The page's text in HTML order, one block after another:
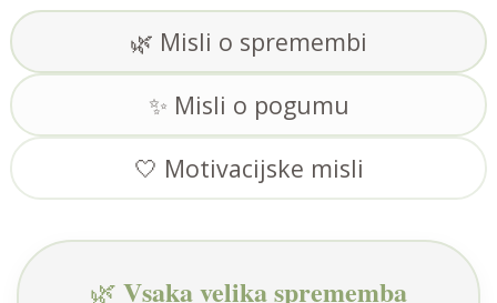
🌿 Misli o spremembi
✨ Misli o pogumu
🤍 Motivacijske misli
🌿 Vsaka velika sprememba